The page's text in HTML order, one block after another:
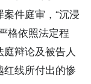
件庭审，“沉浸
格依照法定程
辩论及被告人
线所付出的惨